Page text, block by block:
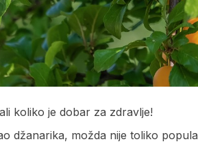
koliko je dobar za zdravlje!
džanarika, možda nije toliko